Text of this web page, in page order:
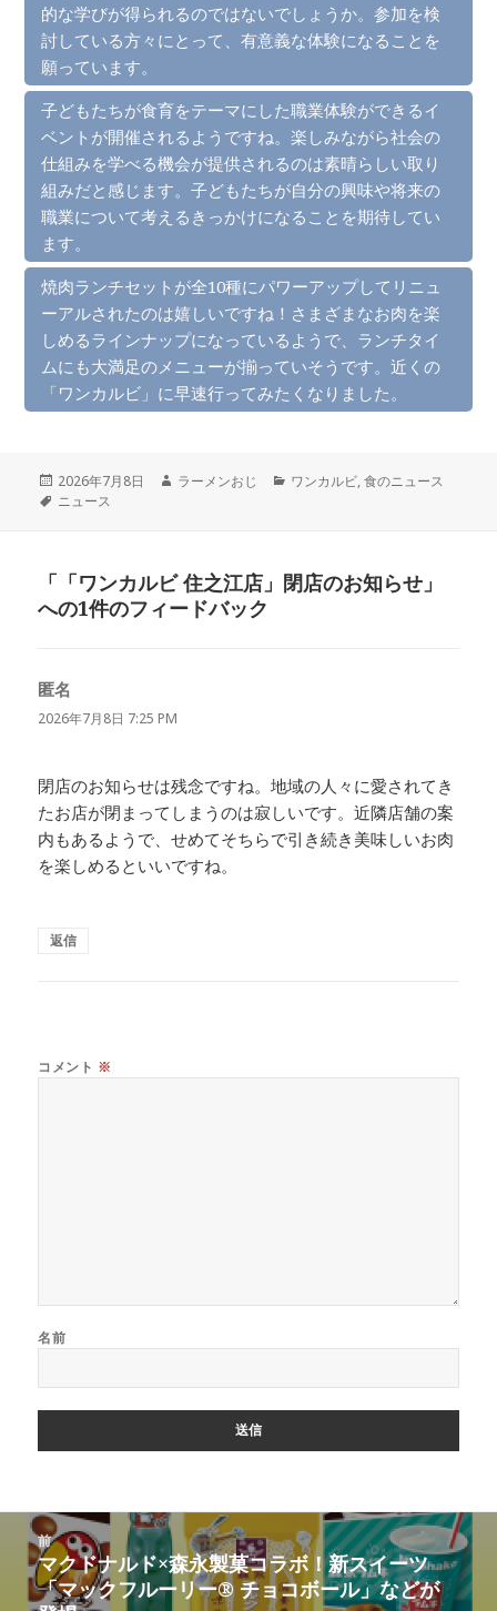
的な学びが得られるのではないでしょうか。参加を検
討している方々にとって、有意義な体験になることを
願っています。
子どもたちが食育をテーマにした職業体験ができるイ
ベントが開催されるようですね。楽しみながら社会の
仕組みを学べる機会が提供されるのは素晴らしい取り
組みだと感じます。子どもたちが自分の興味や将来の
職業について考えるきっかけになることを期待してい
ます。
焼肉ランチセットが全10種にパワーアップしてリニュ
ーアルされたのは嬉しいですね！さまざまなお肉を楽
しめるラインナップになっているようで、ランチタイ
ムにも大満足のメニューが揃っていそうです。近くの
「ワンカルビ」に早速行ってみたくなりました。
投
稿
2026年7月8日
作
ラーメンおじ
カ
ワンカルビ,食のニュース
タ
ニュース
「「ワンカルビ 住之江店」閉店のお知らせ」
への1件のフィードバック
匿名
り:
2026年7月8日 7:25 PM
閉店のお知らせは残念ですね。地域の人々に愛されてき
たお店が閉まってしまうのは寂しいです。近隣店舗の案
内もあるようで、せめてそちらで引き続き美味しいお肉
を楽しめるといいですね。
返信
コメント ※
名前
前
前
の
マクドナルド×森永製菓コラボ！新スイーツ
「マックフルーリー® チョコボール」などが